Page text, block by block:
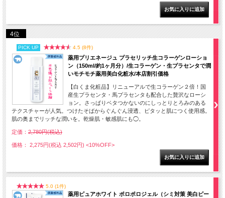
4位
PICK UP 4.5 (8件)
薬用プリエネージュ プラセリッチ生コラーゲンローショ
ン（150ml/約1ヶ月分）/生コラーゲン・生プラセンタで潤
いモチモチ薬用美白化粧水/本店割引価格
【白くま化粧品】リニューアルで生コラーゲン２倍！国
産生プラセンタ・馬プラセンタも配合した贅沢なローシ
ョン。さっぱりベタつかないのにしっとりとろみのある
テクスチャーが人気。つけたそばからぐんぐん浸透、ピタッと肌につく使用感。
肌の奥までリッチな潤いを。乾燥肌・敏感肌にも◯。
定価： 2,780円(税込)
価格： 2,275円(税込 2,502円) <10%OFF>
5.0 (1件)
薬用ピュアホワイト ポロポロジェル（シミ対策 美白ピー